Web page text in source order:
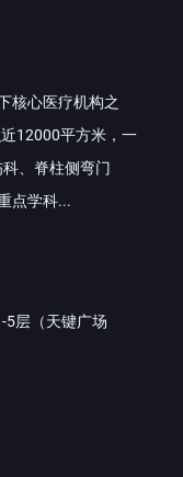
核心医疗机构之
12000平方米，一
、脊柱侧弯门
点学科...
5层（天键广场